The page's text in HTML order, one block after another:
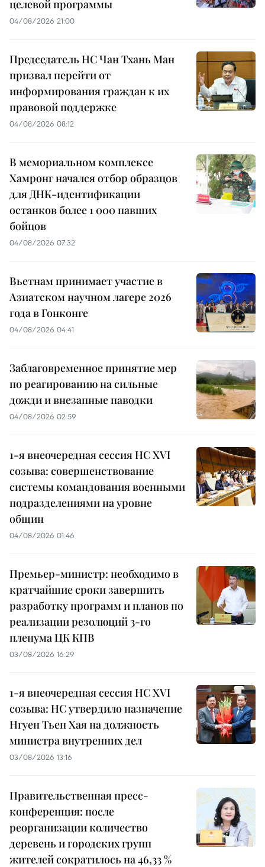
целевой программы
04/08/2026 21:00
Председатель НС Чан Тхань Ман
призвал перейти от
информирования граждан к их
правовой поддержке
04/08/2026 08:12
В мемориальном комплексе
Хамронг начался отбор образцов
для ДНК-идентификации
останков более 1 000 павших
бойцов
04/08/2026 07:32
Вьетнам принимает участие в
Азиатском научном лагере 2026
года в Гонконге
04/08/2026 04:41
Заблаговременное принятие мер
по реагированию на сильные
дожди и внезапные паводки
04/08/2026 02:59
1-я внеочередная сессия НС XVI
созыва: совершенствование
системы командования военными
подразделениями на уровне
общин
04/08/2026 01:46
Премьер-министр: необходимо в
кратчайшие сроки завершить
разработку программ и планов по
реализации резолюций 3-го
пленума ЦК КПВ
03/08/2026 16:29
1-я внеочередная сессия НС XVI
созыва: НС утвердило назначение
Нгуен Тьен Хая на должность
министра внутренних дел
03/08/2026 13:16
Правительственная пресс-
конференция: после
реорганизации количество
деревень и городских групп
жителей сократилось на 46,33 %